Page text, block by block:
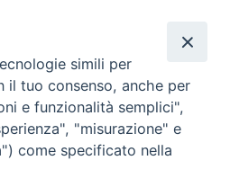
Domenica 22 novembre si
rinnova l’appuntamento con
la formazione per i Ministri
straordinari della
Comunione
simili per
il tuo consenso, anche per
e funzionalità semplici",
"misurazione" e
come specificato nella